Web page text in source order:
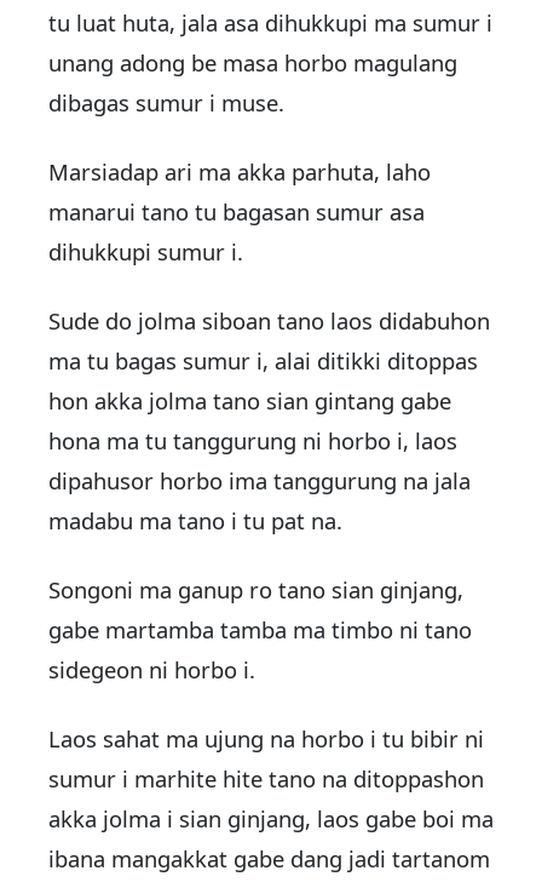
tu luat huta, jala asa dihukkupi ma sumur i
unang adong be masa horbo magulang
dibagas sumur i muse.
Marsiadap ari ma akka parhuta, laho
manarui tano tu bagasan sumur asa
dihukkupi sumur i.
Sude do jolma siboan tano laos didabuhon
ma tu bagas sumur i, alai ditikki ditoppas
hon akka jolma tano sian gintang gabe
hona ma tu tanggurung ni horbo i, laos
dipahusor horbo ima tanggurung na jala
madabu ma tano i tu pat na.
Songoni ma ganup ro tano sian ginjang,
gabe martamba tamba ma timbo ni tano
sidegeon ni horbo i.
Laos sahat ma ujung na horbo i tu bibir ni
sumur i marhite hite tano na ditoppashon
akka jolma i sian ginjang, laos gabe boi ma
ibana mangakkat gabe dang jadi tartanom